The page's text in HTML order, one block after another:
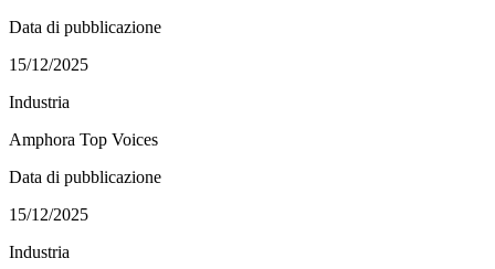
Data di pubblicazione
15/12/2025
Industria
Amphora Top Voices
Data di pubblicazione
15/12/2025
Industria